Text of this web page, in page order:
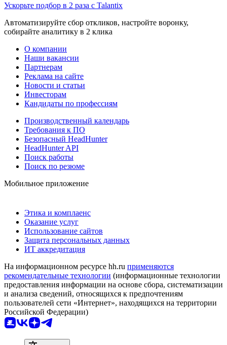
Ускорьте подбор в 2 раза с Talantix
Автоматизируйте сбор откликов, настройте воронку,
собирайте аналитику в 2 клика
О компании
Наши вакансии
Партнерам
Реклама на сайте
Новости и статьи
Инвесторам
Кандидаты по профессиям
Производственный календарь
Требования к ПО
Безопасный HeadHunter
HeadHunter API
Поиск работы
Поиск по резюме
Мобильное приложение
Этика и комплаенс
Оказание услуг
Использование сайтов
Защита персональных данных
ИТ аккредитация
На информационном ресурсе hh.ru применяются
рекомендательные технологии (информационные технологии
предоставления информации на основе сбора, систематизации
и анализа сведений, относящихся к предпочтениям
пользователей сети «Интернет», находящихся на территории
Российской Федерации)